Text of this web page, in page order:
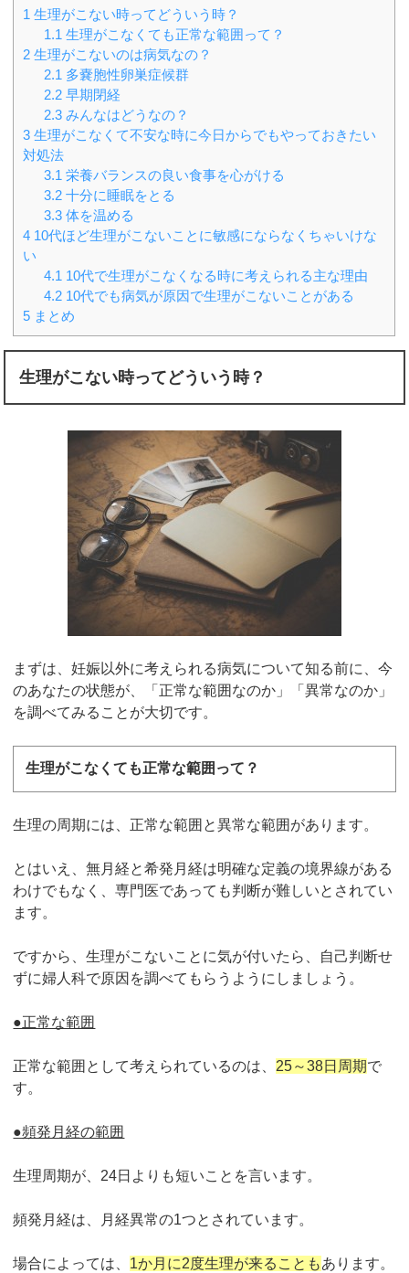
1 生理がこない時ってどういう時？
1.1 生理がこなくても正常な範囲って？
2 生理がこないのは病気なの？
2.1 多嚢胞性卵巣症候群
2.2 早期閉経
2.3 みんなはどうなの？
3 生理がこなくて不安な時に今日からでもやっておきたい
対処法
3.1 栄養バランスの良い食事を心がける
3.2 十分に睡眠をとる
3.3 体を温める
4 10代ほど生理がこないことに敏感にならなくちゃいけな
い
4.1 10代で生理がこなくなる時に考えられる主な理由
4.2 10代でも病気が原因で生理がこないことがある
5 まとめ
生理がこない時ってどういう時？
まずは、妊娠以外に考えられる病気について知る前に、今
のあなたの状態が、「正常な範囲なのか」「異常なのか」
を調べてみることが大切です。
生理がこなくても正常な範囲って？
生理の周期には、正常な範囲と異常な範囲があります。
とはいえ、無月経と希発月経は明確な定義の境界線がある
わけでもなく、専門医であっても判断が難しいとされてい
ます。
ですから、生理がこないことに気が付いたら、自己判断せ
ずに婦人科で原因を調べてもらうようにしましょう。
●正常な範囲
正常な範囲として考えられているのは、 25～38日周期で
す。
●頻発月経の範囲
生理周期が、24日よりも短いことを言います。
頻発月経は、月経異常の1つとされています。
場合によっては、 1か月に2度生理が来ることもあります。